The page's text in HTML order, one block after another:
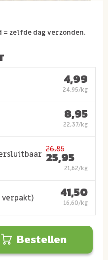
= zelfde dag verzonden.
4,99
24,95/kg
8,95
22,37/kg
26,85
25,95
21,62/kg
41,50
16,60/kg
Bestellen